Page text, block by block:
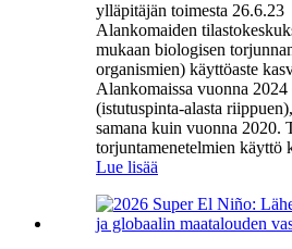
ylläpitäjän toimesta 26.6.23
Alankomaiden
mukaan biologisen
organismien) käyttöaste
Alankomaissa vuonna
(istutuspinta-alasta
samana kuin vuonna 2020.
torjuntamenetelmien käyttö
Lue lisää